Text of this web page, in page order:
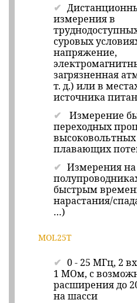
измерения в
суровых
напряжение,
загрязненная
т. д.) или в
источника
Измерение
переходных
высоковольтных
плавающих
Измерения
быстрым
нарастания/
…)
MOL25T
0 - 25 МГц, 2
1 МОм, с
расширения до
на шасси